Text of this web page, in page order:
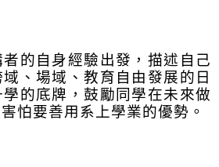
的自身經驗出發，描述自己
、場域、教育自由發展的日
的底牌，鼓勵同學在未來做
怕要善用系上學業的優勢。